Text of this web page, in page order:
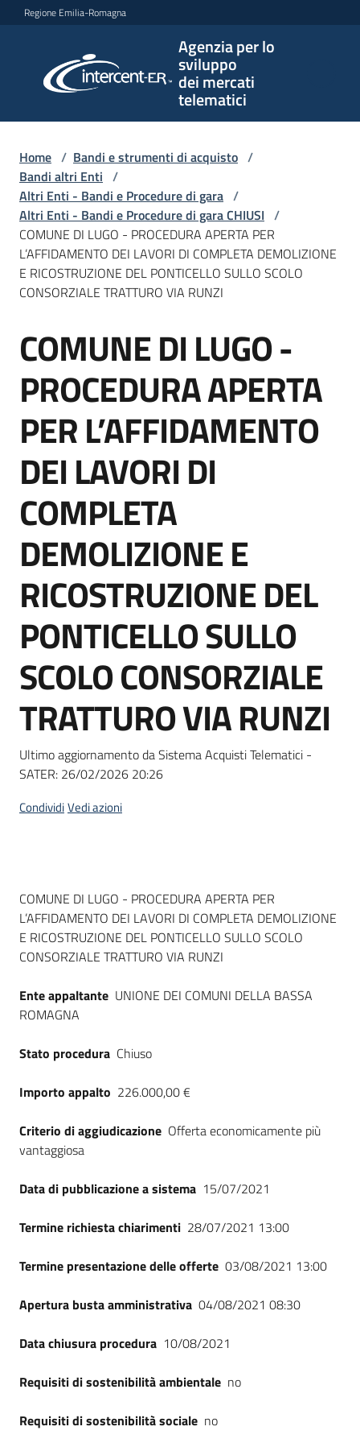
Vai al contenuto
Vai alla navigazione
Vai al footer
Regione Emilia-Romagna
Agenzia per lo
sviluppo
dei mercati
telematici
per lo
sviluppo
telematici
L'Agenzia
Bandi
strumenti
di
Supporto
Piattaforme
telematiche
English
site
Seguici
su
Home / Bandi e strumenti di acquisto /
Bandi altri Enti /
Altri Enti - Bandi e Procedure di gara /
Altri Enti - Bandi e Procedure di gara CHIUSI /
COMUNE DI LUGO - PROCEDURA APERTA PER
L’AFFIDAMENTO DEI LAVORI DI COMPLETA DEMOLIZIONE
E RICOSTRUZIONE DEL PONTICELLO SULLO SCOLO
CONSORZIALE TRATTURO VIA RUNZI
Salta al contenuto
COMUNE DI LUGO -
PROCEDURA APERTA
PER L’AFFIDAMENTO
DEI LAVORI DI
COMPLETA
DEMOLIZIONE E
RICOSTRUZIONE DEL
PONTICELLO SULLO
SCOLO CONSORZIALE
TRATTURO VIA RUNZI
Ultimo aggiornamento da Sistema Acquisti Telematici -
SATER: 26/02/2026 20:26
CondividiVedi azioni
Dati del bando
COMUNE DI LUGO - PROCEDURA APERTA PER
L’AFFIDAMENTO DEI LAVORI DI COMPLETA DEMOLIZIONE
E RICOSTRUZIONE DEL PONTICELLO SULLO SCOLO
CONSORZIALE TRATTURO VIA RUNZI
Ente appaltante UNIONE DEI COMUNI DELLA BASSA
ROMAGNA
Stato procedura Chiuso
Importo appalto 226.000,00 €
Criterio di aggiudicazione Offerta economicamente più
vantaggiosa
Data di pubblicazione a sistema 15/07/2021
Termine richiesta chiarimenti 28/07/2021 13:00
Termine presentazione delle offerte 03/08/2021 13:00
Apertura busta amministrativa 04/08/2021 08:30
Data chiusura procedura 10/08/2021
Requisiti di sostenibilità ambientale no
Requisiti di sostenibilità sociale no